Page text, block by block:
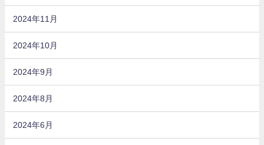
2024年11月
2024年10月
2024年9月
2024年8月
2024年6月